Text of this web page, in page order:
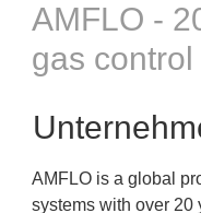
AMFLO -
gas
AMFLO is a global
systems with over 20